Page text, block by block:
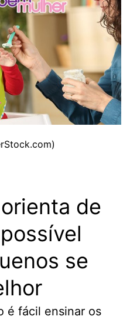
de
se
é fácil ensinar os